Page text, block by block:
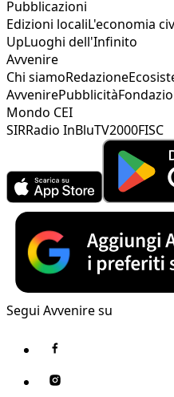
Pubblicazioni
Edizioni localiL'economia
UpLuoghi dell'Infinito
Avvenire
Chi siamoRedazione
AvvenirePubblicità
Mondo CEI
SIRRadio InBluTV2000FISC
Segui Avvenire su